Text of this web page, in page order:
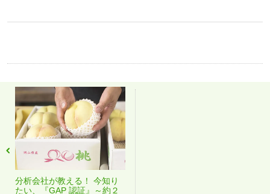
分析会社が教える！ 今知り
たい、『GAP 認証』～約２